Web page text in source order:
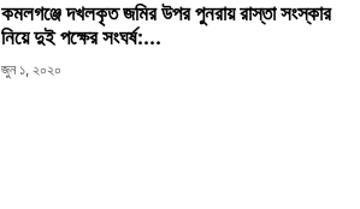
কমলগঞ্জে দখলকৃত জমির উপর পুনরায় রাস্তা সংস্কার
নিয়ে দুই পক্ষের সংঘর্ষ:...
জুন ১, ২০২০